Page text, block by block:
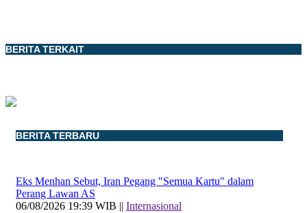
BERITA TERKAIT
BERITA TERBARU
Eks Menhan Sebut, Iran Pegang "Semua Kartu" dalam
Perang Lawan AS
06/08/2026 19:39 WIB || Internasional